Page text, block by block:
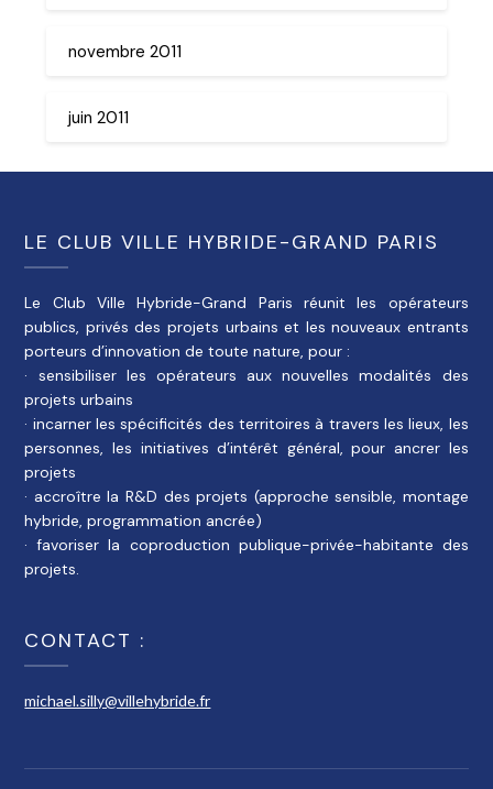
novembre 2011
juin 2011
LE CLUB VILLE HYBRIDE-GRAND PARIS
Le Club Ville Hybride-Grand Paris réunit les opérateurs
publics, privés des projets urbains et les nouveaux entrants
porteurs d’innovation de toute nature, pour :
· sensibiliser les opérateurs aux nouvelles modalités des
projets urbains
· incarner les spécificités des territoires à travers les lieux, les
personnes, les initiatives d’intérêt général, pour ancrer les
projets
· accroître la R&D des projets (approche sensible, montage
hybride, programmation ancrée)
· favoriser la coproduction publique-privée-habitante des
projets.
CONTACT :
michael.silly@villehybride.fr